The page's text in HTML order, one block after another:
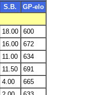
S.B.
GP-elo
18.00
600
16.00
672
11.00
634
11.50
691
4.00
665